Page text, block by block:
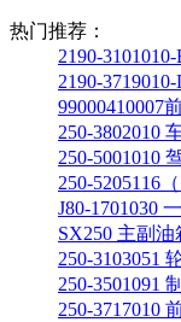
热门推荐：
2190-
2190-
99000410007
250-3802010
250-5001010
250-5205116
J80-1701030
SX250 主副
250-3103051
250-3501091
250-3717010